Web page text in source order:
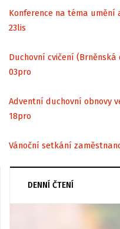
Konference na téma
23lis
Duchovní cvičení (Brněnská
03pro
Adventní duchovní obnovy
18pro
Vánoční setkání
DENNÍ ČTENÍ